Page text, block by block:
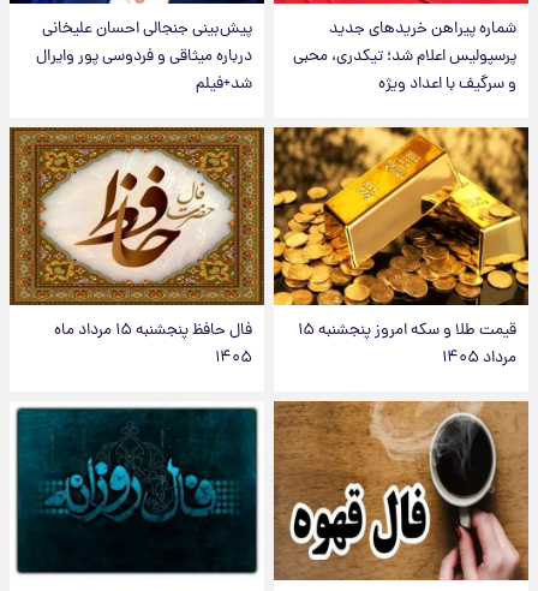
شماره پیراهن خریدهای جدید
پرسپولیس اعلام شد؛ تیکدری، محبی
و سرگیف با اعداد ویژه
پیش‌بینی جنجالی احسان علیخانی
درباره میثاقی و فردوسی پور وایرال
شد+فیلم
قیمت طلا و سکه امروز پنجشنبه ۱۵
مرداد ۱۴۰۵
فال حافظ پنجشنبه ۱۵ مرداد ماه
۱۴۰۵